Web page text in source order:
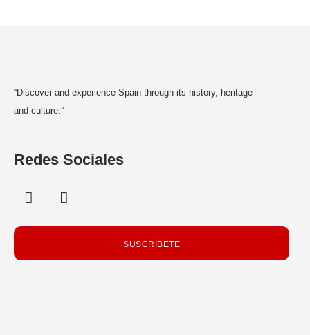
“Discover and experience Spain through its history, heritage
and culture.”
Redes Sociales
SUSCRÍBETE